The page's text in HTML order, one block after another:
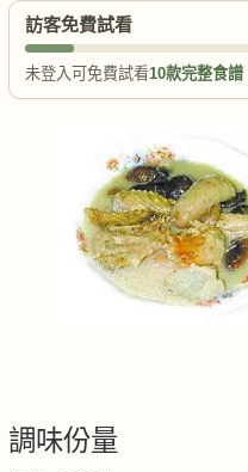
訪客免費試看
未登入可免費試看10款完整食譜
調味份量